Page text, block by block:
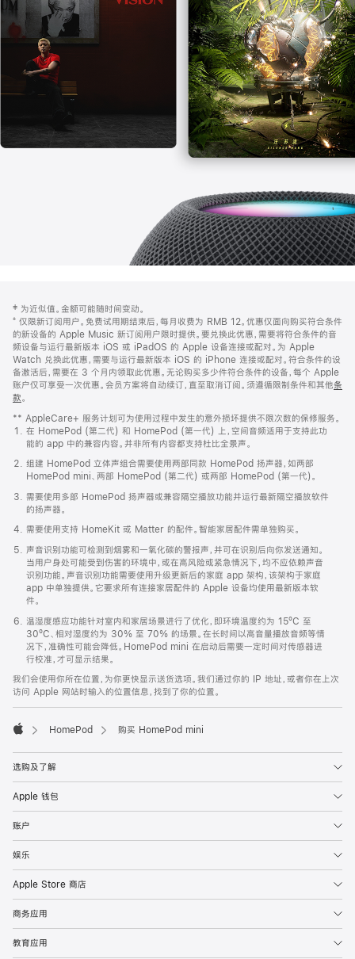
打
开)
页
页
脚
注
‡ 为近似值。金额可能随时间变动。
⁺ 仅限新订阅用户。免费试用期结束后，每月收费为 RMB 12。优惠仅面向购买符合条件
的新设备的 Apple Music 新订阅用户限时提供。要兑换此优惠，需要将符合条件的音
频设备与运行最新版本 iOS 或 iPadOS 的 Apple 设备连接或配对。为 Apple
Watch 兑换此优惠，需要与运行最新版本 iOS 的 iPhone 连接或配对。符合条件的设
备激活后，需要在 3 个月内领取此优惠。无论购买多少件符合条件的设备，每个 Apple
账户仅可享受一次优惠。会员方案将自动续订，直至取消订阅。须遵循限制条件和其他条
款。
窗
口
中
打
开)
** AppleCare+ 服务计划可为使用过程中发生的意外损坏提供不限次数的保修服务。
在 HomePod (第二代) 和 HomePod (第一代) 上，空间音频适用于支持此功
能的 app 中的兼容内容。并非所有内容都支持杜比全景声。
组建 HomePod 立体声组合需要使用两部同款 HomePod 扬声器，如两部
HomePod mini、两部 HomePod (第二代) 或两部 HomePod (第一代)。
需要使用多部 HomePod 扬声器或兼容隔空播放功能并运行最新隔空播放软件
的扬声器。
需要使用支持 HomeKit 或 Matter 的配件。智能家居配件需单独购买。
声音识别功能可检测到烟雾和一氧化碳的警报声，并可在识别后向你发送通知。
当用户身处可能受到伤害的环境中，或在高风险或紧急情况下，均不应依赖声音
识别功能。声音识别功能需要使用升级更新后的家庭 app 架构，该架构于家庭
app 中单独提供。它要求所有连接家居配件的 Apple 设备均使用最新版本软
件。
温湿度感应功能针对室内和家居场景进行了优化，即环境温度约为 15ºC 至
30ºC、相对湿度约为 30% 至 70% 的场景。在长时间以高音量播放音频等情
况下，准确性可能会降低。HomePod mini 在启动后需要一定时间对传感器进
行校准，才可显示结果。
我们会使用你所在位置，为你更快显示送货选项。我们通过你的 IP 地址，或者你在上次
访问 Apple 网站时输入的位置信息，找到了你的位置。
HomePod 购买 HomePod mini
选购及了解
Apple 钱包
账户
娱乐
Apple Store 商店
商务应用
教育应用